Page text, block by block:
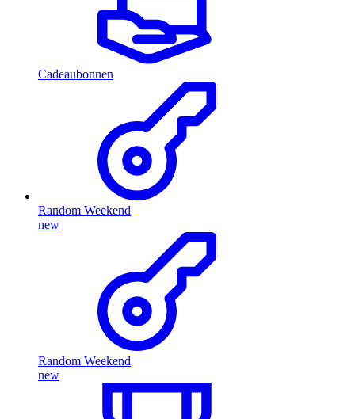
Cadeaubonnen
Random Weekend
new
Random Weekend
new